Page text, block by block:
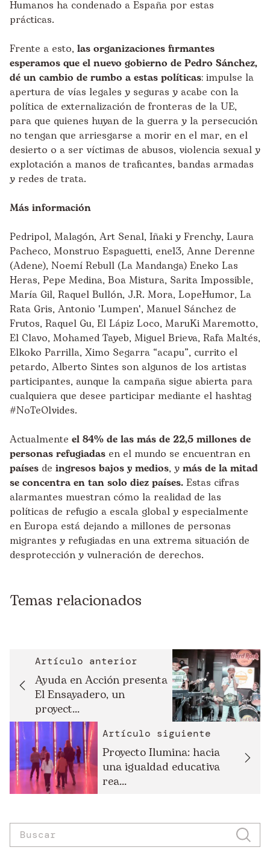
Humanos ha condenado a España por estas
prácticas.
Frente a esto, las organizaciones firmantes
esperamos que el nuevo gobierno de Pedro Sánchez,
dé un cambio de rumbo a estas políticas: impulse la
apertura de vías legales y seguras y acabe con la
política de externalización de fronteras de la UE,
para que quienes huyan de la guerra y la persecución
no tengan que arriesgarse a morir en el mar, en el
desierto o a ser víctimas de abusos, violencia sexual y
explotación a manos de traficantes, bandas armadas
y redes de trata.
Más información
Pedripol, Malagón, Art Senal, Iñaki y Frenchy, Laura
Pacheco, Monstruo Espaguetti, ene13, Anne Derenne
(Adene), Noemí Rebull (La Mandanga) Eneko Las
Heras, Pepe Medina, Boa Mistura, Sarita Impossible,
María Gil, Raquel Bullón, J.R. Mora, LopeHumor, La
Rata Gris, Antonio 'Lumpen', Manuel Sánchez de
Frutos, Raquel Gu, El Lápiz Loco, MaruKi Maremotto,
El Clavo, Mohamed Tayeb, Miguel Brieva, Rafa Maltés,
Elkoko Parrilla, Ximo Segarra “acapu”, currito el
petardo, Alberto Sintes son algunos de los artistas
participantes, aunque la campaña sigue abierta para
cualquiera que desee participar mediante el hashtag
#NoTeOlvides.
Actualmente el 84% de las más de 22,5 millones de
personas refugiadas en el mundo se encuentran en
países de ingresos bajos y medios, y más de la mitad
se concentra en tan solo diez países. Estas cifras
alarmantes muestran cómo la realidad de las
políticas de refugio a escala global y especialmente
en Europa está dejando a millones de personas
migrantes y refugiadas en una extrema situación de
desprotección y vulneración de derechos.
Temas relacionados
Artículo anterior
Ayuda en Acción presenta
El Ensayadero, un
proyect...
Artículo siguiente
Proyecto Ilumina: hacia
una igualdad educativa
rea...